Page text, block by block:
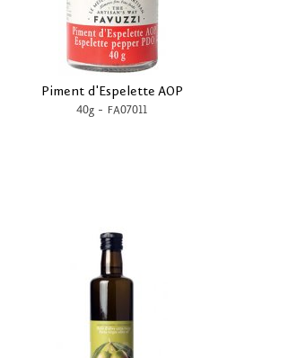
Piment d'Espelette AOP
40g - FA07011